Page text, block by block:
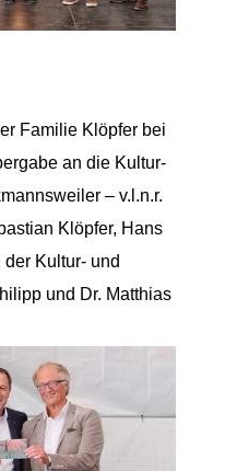
Familie Klöpfer bei
an die Kultur-
– v.l.n.r.
Klöpfer, Hans
Kultur- und
und Dr. Matthias